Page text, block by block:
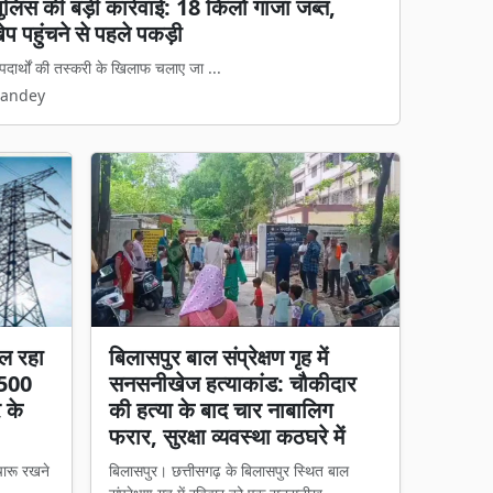
लिए संघर्ष: कबीरधाम के 35 बैगा परिवार नदी
पर अनदेखी का आरोप
पेयजल पहुंचाने का दावा कर रही है, वहीं दूसर...
रहा
के
रखने
बिलासपुर बाल संप्रेक्षण गृह में
सनसनीखेज हत्याकांड: चौकीदार
की हत्या के बाद चार नाबालिग
फरार, सुरक्षा व्यवस्था कठघरे में
बिलासपुर। छत्तीसगढ़ के बिलासपुर स्थित बाल